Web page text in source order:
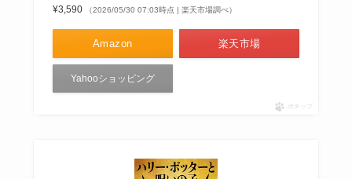
¥3,590
（2026/05/30 07:03時点 | 楽天市場調べ）
Amazon 楽天市場
Yahooショッピング
ポチップ